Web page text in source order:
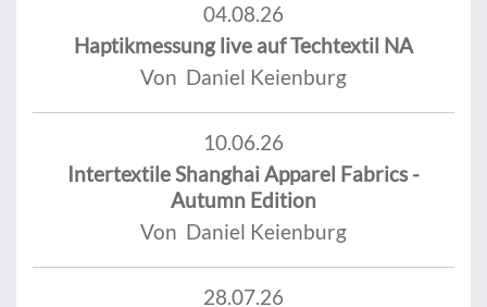
04.08.26
Haptikmessung live auf Techtextil NA
Von Daniel Keienburg
10.06.26
Intertextile Shanghai Apparel Fabrics -
Autumn Edition
Von Daniel Keienburg
28.07.26